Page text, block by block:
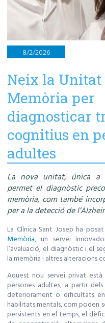
8/2/2026
Neix la Unitat
Memòria per
diagnosticar
cognitius en
adultes
La nova unitat, única a
permet el diagnòstic
memòria, com també
per a la detecció de
La Clínica Sant Josep ha
Memòria, un servei
l’avaluació, el diagnòstic i el
la memòria i altres alteracions
Aquest nou servei privat
persones adultes, a partir
deteriorament o dificultats
habilitats mentals, com poden
persistents en el temps, el